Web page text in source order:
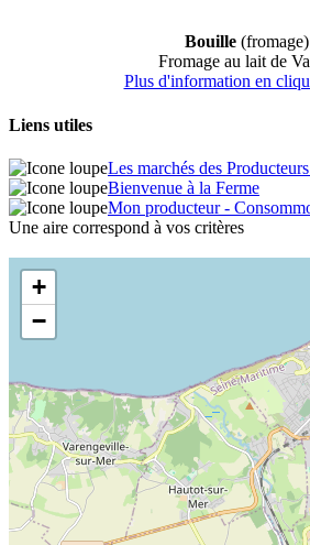
Bouille(fromage)
Fromage au lait de
Plus d'information en
Liens utiles
Les marchés des
Bienvenue à la Ferme
Mon producteur -
Une aire correspond à vos critères
+
−